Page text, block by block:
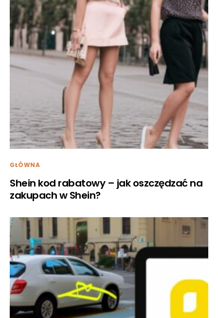
GŁÓWNA
Shein kod rabatowy – jak oszczędzać na
zakupach w Shein?